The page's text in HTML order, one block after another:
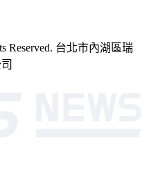
Reserved. 台北市內湖區瑞